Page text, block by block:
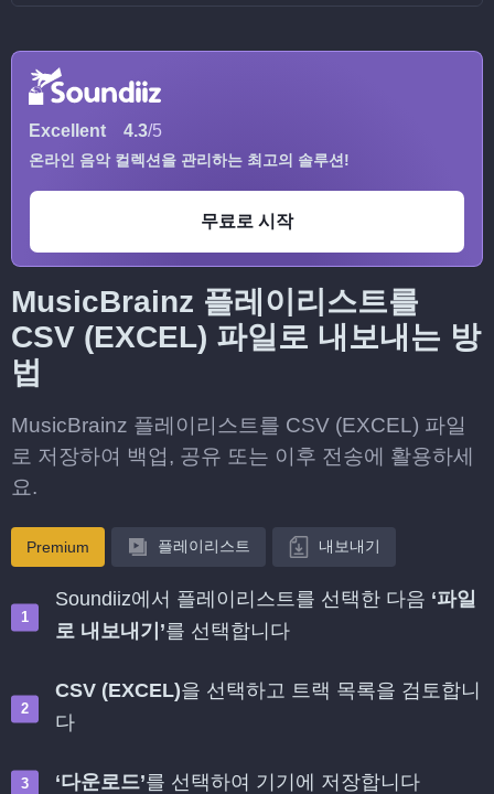
Excellent 4.3/5
온라인 음악 컬렉션을 관리하는 최고의 솔루션!
무료로 시작
MusicBrainz 플레이리스트를
CSV (EXCEL) 파일로 내보내는 방
법
MusicBrainz 플레이리스트를 CSV (EXCEL) 파일
로 저장하여 백업, 공유 또는 이후 전송에 활용하세
요.
Premium 플레이리스트 내보내기
Soundiiz에서 플레이리스트를 선택한 다음 ‘파일
로 내보내기’를 선택합니다
CSV (EXCEL)을 선택하고 트랙 목록을 검토합니
다
‘다운로드’를 선택하여 기기에 저장합니다